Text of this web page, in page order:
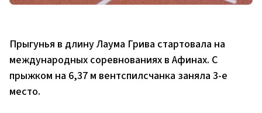
Прыгунья в длину Лаума Грива стартовала на
международных соревнованиях в Афинах. С
прыжком на 6,37 м вентспилсчанка заняла 3-е
место.